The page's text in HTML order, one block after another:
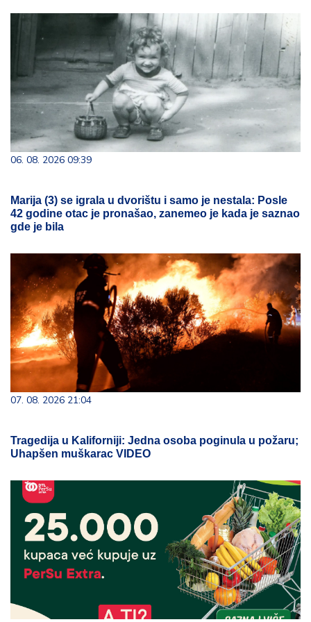
06. 08. 2026 09:39
Marija (3) se igrala u dvorištu i samo je nestala: Posle
42 godine otac je pronašao, zanemeo je kada je saznao
gde je bila
07. 08. 2026 21:04
Tragedija u Kaliforniji: Jedna osoba poginula u požaru;
Uhapšen muškarac VIDEO